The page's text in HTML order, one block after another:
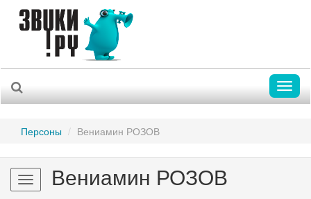
Персоны Вениамин РОЗОВ
Toggle
navigation
Вениамин РОЗОВ